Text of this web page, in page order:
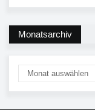
Monatsarchiv